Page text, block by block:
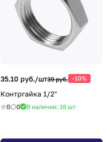
35.10 руб./шт39 руб. -10%
Контргайка 1/2"
0 0 В наличии: 18 шт